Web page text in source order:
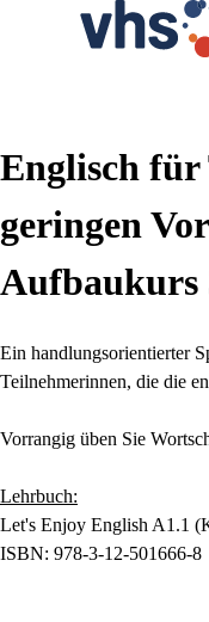
Englisch für
geringen
Aufbaukurs
Ein handlungsorientierter
Teilnehmerinnen, die die
Vorrangig üben Sie
Lehrbuch:
Let's Enjoy English A1.1
ISBN: 978-3-12-501666-8